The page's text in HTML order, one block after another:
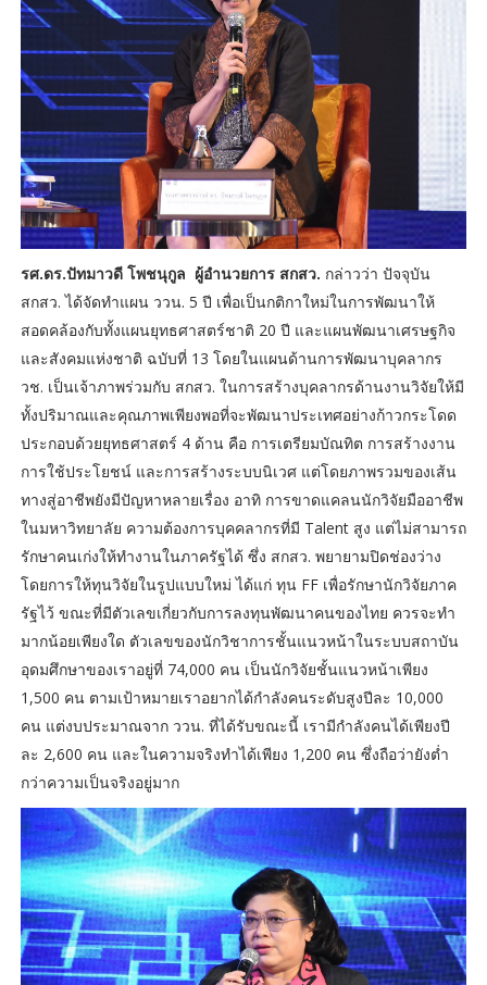
รศ.ดร.ปัทมาวดี โพชนุกูล ผู้อำนวยการ สกสว. กล่าวว่า ปัจจุบัน
สกสว. ได้จัดทำแผน ววน. 5 ปี เพื่อเป็นกติกาใหม่ในการพัฒนาให้
สอดคล้องกับทั้งแผนยุทธศาสตร์ชาติ 20 ปี และแผนพัฒนาเศรษฐกิจ
และสังคมแห่งชาติ ฉบับที่ 13 โดยในแผนด้านการพัฒนาบุคลากร
วช. เป็นเจ้าภาพร่วมกับ สกสว. ในการสร้างบุคลากรด้านงานวิจัยให้มี
ทั้งปริมาณและคุณภาพเพียงพอที่จะพัฒนาประเทศอย่างก้าวกระโดด
ประกอบด้วยยุทธศาสตร์ 4 ด้าน คือ การเตรียมบัณทิต การสร้างงาน
การใช้ประโยชน์ และการสร้างระบบนิเวศ แต่โดยภาพรวมของเส้น
ทางสู่อาชีพยังมีปัญหาหลายเรื่อง อาทิ การขาดแคลนนักวิจัยมืออาชีพ
ในมหาวิทยาลัย ความต้องการบุคคลากรที่มี Talent สูง แต่ไม่สามารถ
รักษาคนเก่งให้ทำงานในภาครัฐได้ ซึ่ง สกสว. พยายามปิดช่องว่าง
โดยการให้ทุนวิจัยในรูปแบบใหม่ ได้แก่ ทุน FF เพื่อรักษานักวิจัยภาค
รัฐไว้ ขณะที่มีตัวเลขเกี่ยวกับการลงทุนพัฒนาคนของไทย ควรจะทำ
มากน้อยเพียงใด ตัวเลขของนักวิชาการชั้นแนวหน้าในระบบสถาบัน
อุดมศึกษาของเราอยู่ที่ 74,000 คน เป็นนักวิจัยชั้นแนวหน้าเพียง
1,500 คน ตามเป้าหมายเราอยากได้กำลังคนระดับสูงปีละ 10,000
คน แต่งบประมาณจาก ววน. ที่ได้รับขณะนี้ เรามีกำลังคนได้เพียงปี
ละ 2,600 คน และในความจริงทำได้เพียง 1,200 คน ซึ่งถือว่ายังต่ำ
กว่าความเป็นจริงอยู่มาก